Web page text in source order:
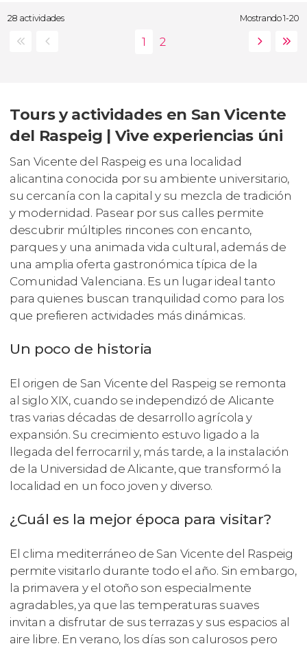
28 actividades Mostrando 1-20
Tours y actividades en San Vicente
del Raspeig | Vive experiencias úni
San Vicente del Raspeig es una localidad
alicantina conocida por su ambiente universitario,
su cercanía con la capital y su mezcla de tradición
y modernidad. Pasear por sus calles permite
descubrir múltiples rincones con encanto,
parques y una animada vida cultural, además de
una amplia oferta gastronómica típica de la
Comunidad Valenciana. Es un lugar ideal tanto
para quienes buscan tranquilidad como para los
que prefieren actividades más dinámicas.
Un poco de historia
El origen de San Vicente del Raspeig se remonta
al siglo XIX, cuando se independizó de Alicante
tras varias décadas de desarrollo agrícola y
expansión. Su crecimiento estuvo ligado a la
llegada del ferrocarril y, más tarde, a la instalación
de la Universidad de Alicante, que transformó la
localidad en un foco joven y diverso.
¿Cuál es la mejor época para visitar?
El clima mediterráneo de San Vicente del Raspeig
permite visitarlo durante todo el año. Sin embargo,
la primavera y el otoño son especialmente
agradables, ya que las temperaturas suaves
invitan a disfrutar de sus terrazas y sus espacios al
aire libre. En verano, los días son calurosos pero